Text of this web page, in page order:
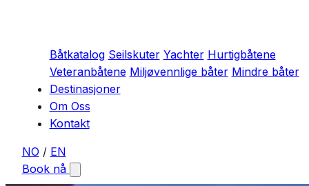
Båtkatalog Seilskuter Yachter Hurtigbåtene
Veteranbåtene Miljøvennlige båter Mindre båter
Destinasjoner
Om Oss
Kontakt
NO / EN
Book nå